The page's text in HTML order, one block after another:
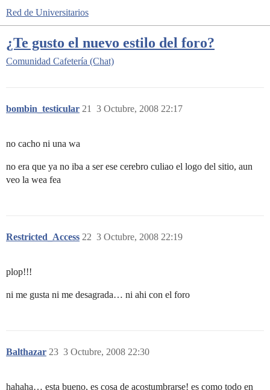
Red de Universitarios
¿Te gusto el nuevo estilo del foro?
Comunidad Cafetería (Chat)
bombin_testicular 3 Octubre, 2008 22:17
21
no cacho ni una wa
no era que ya no iba a ser ese cerebro culiao el logo del sitio, aun
veo la wea fea
Restricted_Access 3 Octubre, 2008 22:19
22
plop!!!
ni me gusta ni me desagrada… ni ahi con el foro
Balthazar 3 Octubre, 2008 22:30
23
hahaha… esta bueno, es cosa de acostumbrarse! es como todo en